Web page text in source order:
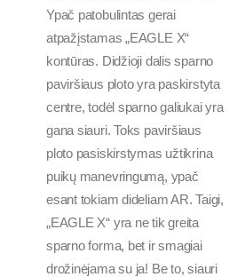
Ypač patobulintas gerai
atpažįstamas „EAGLE X“
kontūras. Didžioji dalis sparno
paviršiaus ploto yra paskirstyta
centre, todėl sparno galiukai yra
gana siauri. Toks paviršiaus
ploto pasiskirstymas užtikrina
puikų manevringumą, ypač
esant tokiam dideliam AR. Taigi,
„EAGLE X“ yra ne tik greita
sparno forma, bet ir smagiai
drožinėjama su ja! Be to, siauri